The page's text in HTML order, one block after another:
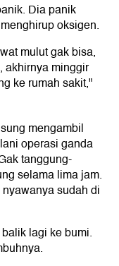
Dia panik
oksigen.
mulut gak bisa,
akhirnya minggir
ke rumah sakit,"
mengambil
operasi ganda
tanggung-
selama lima jam.
sudah di
lagi ke bumi.